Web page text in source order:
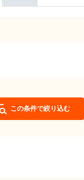
この条件で絞り込む